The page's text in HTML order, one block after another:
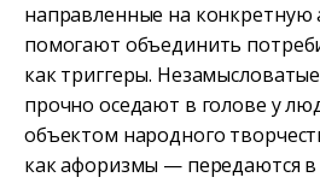
направленные на конкретную
помогают объединить
как триггеры.
прочно оседают в голове у
объектом народного
как афоризмы — передаются в